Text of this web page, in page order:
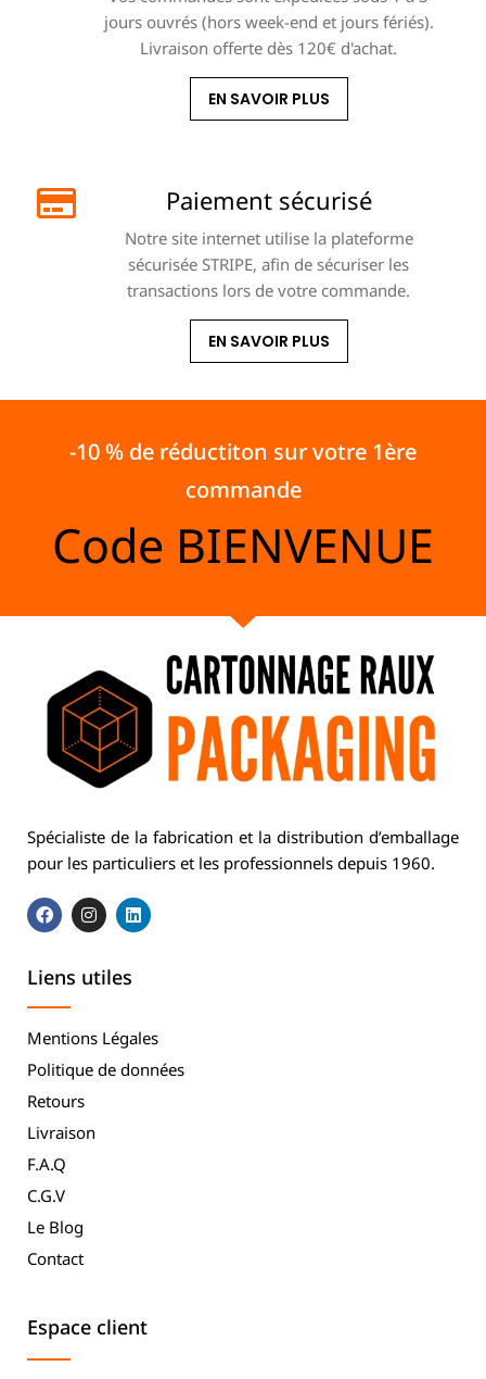
jours ouvrés (hors week-end et jours fériés).
Livraison offerte dès 120€ d'achat.
EN SAVOIR PLUS
Paiement sécurisé
Notre site internet utilise la plateforme
sécurisée STRIPE, afin de sécuriser les
transactions lors de votre commande.
EN SAVOIR PLUS
-10 % de réductiton sur votre 1ère
commande
Code BIENVENUE
Spécialiste de la fabrication et la distribution d’emballage
pour les particuliers et les professionnels depuis 1960.
Liens utiles
Mentions Légales
Politique de données
Retours
Livraison
F.A.Q
C.G.V
Le Blog
Contact
Espace client